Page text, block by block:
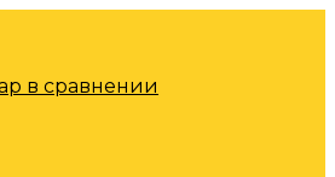
в сравнении